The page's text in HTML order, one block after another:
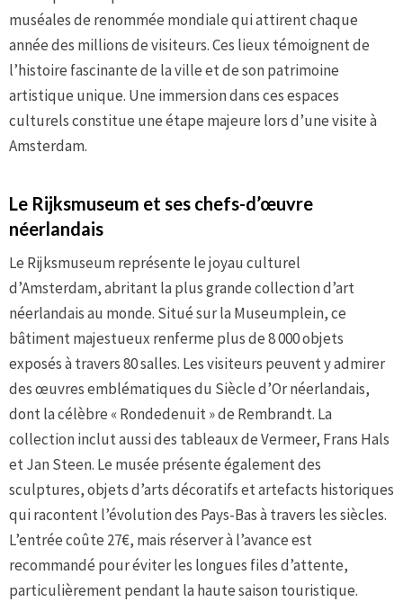
muséales de renommée mondiale qui attirent chaque
année des millions de visiteurs. Ces lieux témoignent de
l’histoire fascinante de la ville et de son patrimoine
artistique unique. Une immersion dans ces espaces
culturels constitue une étape majeure lors d’une visite à
Amsterdam.
Le Rijksmuseum et ses chefs-d’œuvre
néerlandais
Le Rijksmuseum représente le joyau culturel
d’Amsterdam, abritant la plus grande collection d’art
néerlandais au monde. Situé sur la Museumplein, ce
bâtiment majestueux renferme plus de 8 000 objets
exposés à travers 80 salles. Les visiteurs peuvent y admirer
des œuvres emblématiques du Siècle d’Or néerlandais,
dont la célèbre « Rondedenuit » de Rembrandt. La
collection inclut aussi des tableaux de Vermeer, Frans Hals
et Jan Steen. Le musée présente également des
sculptures, objets d’arts décoratifs et artefacts historiques
qui racontent l’évolution des Pays-Bas à travers les siècles.
L’entrée coûte 27€, mais réserver à l’avance est
recommandé pour éviter les longues files d’attente,
particulièrement pendant la haute saison touristique.